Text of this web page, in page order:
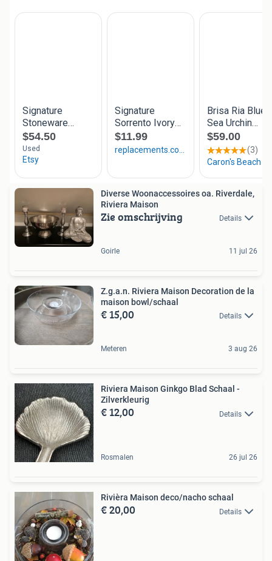
Diverse Woonaccessoires oa. Riverdale,
Riviera Maison
Zie omschrijving Details
Goirle 11 jul 26
Z.g.a.n. Riviera Maison Decoration de la
maison bowl/schaal
€ 15,00 Details
Meteren 3 aug 26
Riviera Maison Ginkgo Blad Schaal -
Zilverkleurig
€ 12,00 Details
Rosmalen 26 jul 26
Rivièra Maison deco/nacho schaal
€ 20,00 Details